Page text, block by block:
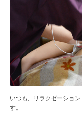
いつも、リラクゼーショ
す。